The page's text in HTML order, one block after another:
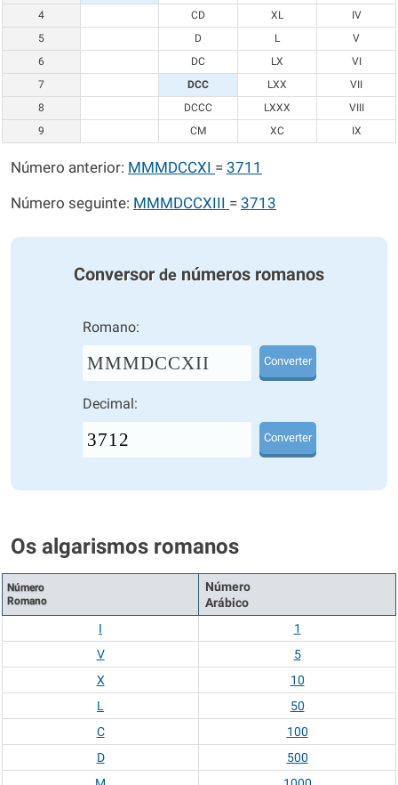
4
CD XL
IV
5
D L
V
6
DC LX
VI
7
DCC LXX
VII
8
DCCC LXXX
VIII
9
CM XC IX
Número anterior: MMMDCCXI = 3711
Número seguinte: MMMDCCXIII = 3713
Conversor de números romanos
Romano:
MMMDCCXII Converter
Decimal:
Converter
Os algarismos romanos
Número
Romano
Número
Arábico
I
1
V
5
X
10
L
50
C
100
D
500